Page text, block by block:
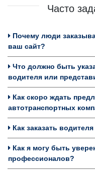
Часто
Почему люди
ваш сайт?
Что должно быть
водителя или
Как скоро ждать
автотранспортных
Как заказать
Как я могу быть
профессионалов?